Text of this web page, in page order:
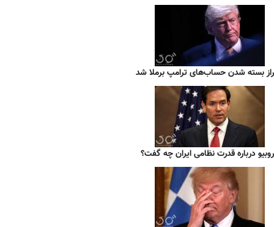
راز بسته شدن حساب‌های ترامپ برملا شد
روبیو درباره قدرت نظامی ایران چه گفت؟